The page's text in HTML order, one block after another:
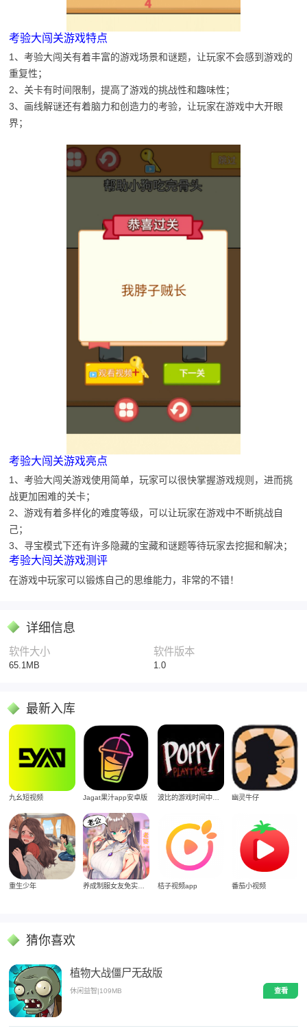
考验大闯关游戏特点
1、考验大闯关有着丰富的游戏场景和谜题，让玩家不会感到游戏的
重复性；
2、关卡有时间限制，提高了游戏的挑战性和趣味性；
3、画线解谜还有着脑力和创造力的考验，让玩家在游戏中大开眼
界；
考验大闯关游戏亮点
1、考验大闯关游戏使用简单，玩家可以很快掌握游戏规则，进而挑
战更加困难的关卡；
2、游戏有着多样化的难度等级，可以让玩家在游戏中不断挑战自
己；
3、寻宝模式下还有许多隐藏的宝藏和谜题等待玩家去挖掘和解决；
考验大闯关游戏测评
在游戏中玩家可以锻炼自己的思维能力，非常的不错！
详细信息
软件大小
65.1MB
软件版本
1.0
最新入库
九幺短视频 Jagat果汁app安卓版 波比的游戏时间中文版 幽灵牛仔
重生少年 养成制服女友免实名制安装 桔子视频app 番茄小视频
猜你喜欢
植物大战僵尸无敌版
休闲益智|109MB 查看